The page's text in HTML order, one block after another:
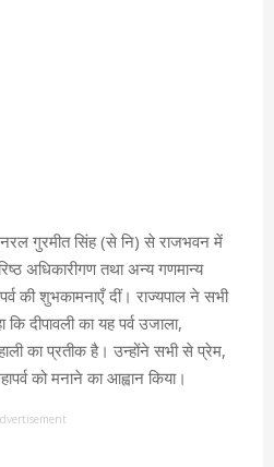
गुरमीत सिंह (से नि) से राजभवन में
अधिकारीगण तथा अन्य गणमान्य
की शुभकामनाएँ दीं। राज्यपाल ने सभी
दीपावली का यह पर्व उजाला,
का प्रतीक है। उन्होंने सभी से प्रेम,
को मनाने का आह्वान किया।